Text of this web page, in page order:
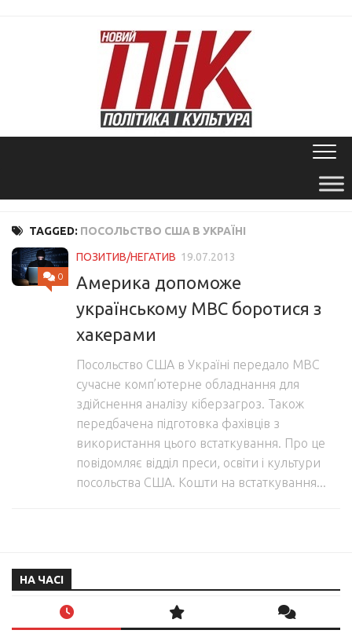
TAGGED: ПОСОЛЬСТВО США В УКРАЇНІ
0
ПОЗИТИВ/НЕГАТИВ 19.07.2013
Америка допоможе
українському МВС боротися з
хакерами
Посольство США в Україні передало МВС
сучасне комп’ютерне обладнання для
здійснення аналізу кіберзагроз. Також
передбачена підготовка фахівців з
використання цього встаткування. Про це
повідомляє відділ преси, освіти і культури
посольства США. Кошти на встаткування...
НА ЧАСІ